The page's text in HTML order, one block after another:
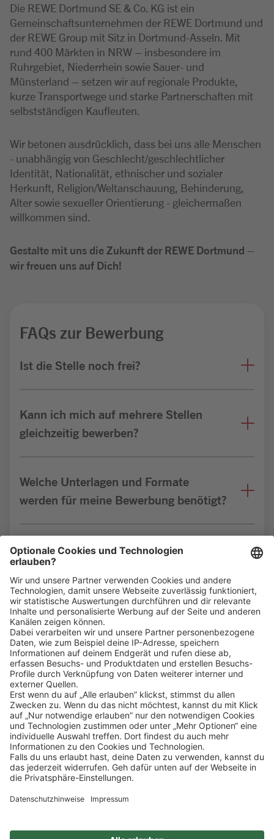
Die REWE Dortmund SE & Co. KG ist ein
Gemeinschaftsunternehmen der REWE Dortmund und
der REWE Group mit Sitz in Dortmund-Asseln. Mit
rund 400 Märkten in NRW – insbesondere im
Ruhrgebiet, Niederrhein sowie Sauer- und
Münsterland – setzen wir auf regionale Produkte,
kurze Transportwege und starke Partnerschaften mit
selbstständigen Kaufleuten.
Wir betonen ausdrücklich, dass bei uns alle Menschen
- unabhängig von Geschlecht/geschlechtlicher
Identität, Nationalität, ethnischer und sozialer
Herkunft, Religion/Weltanschauung, Behinderung,
Alter sowie sexueller Orientierung - gleichermaßen
willkommen sind.
Gestalte mit uns die Zukunft der REWE Dortmund –
wir freuen uns auf Dich!
FAQs zur Bewerbung
Ist die Stelle noch frei?
Kann ich mich auf mehrere Stellen
gleichzeitig bewerben?
Welche Unterlagen und Formate
werden für meine Bewerbung benötigt?
Bin ich für die Stelle geeignet?
Klickehier, um alle offenen Jobs zu sehen.
Impressum Datenschutz
Privatsphäre-Einstellungen
FAQ
Veranstaltungen
Sitemap